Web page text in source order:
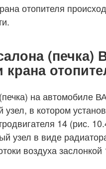
отопителя
(печка)
крана
на автомобиле
в котором
14 (рис.
узел в виде
воздуха заслонкой